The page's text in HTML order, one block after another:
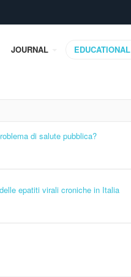
JOURNAL EDUCATIONAL
di salute pubblica?
epatiti virali croniche in Italia